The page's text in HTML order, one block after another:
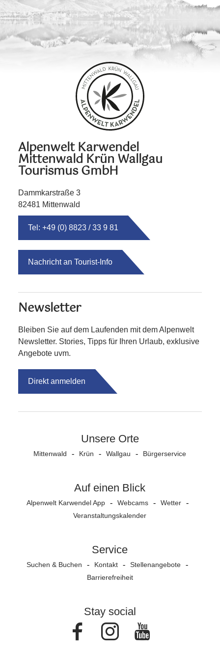
Alpenwelt Karwendel
Mittenwald Krün Wallgau
Tourismus GmbH
Dammkarstraße 3
82481 Mittenwald
Tel: +49 (0) 8823 / 33 9 81
Nachricht an Tourist-Info
Newsletter
Bleiben Sie auf dem Laufenden mit dem Alpenwelt
Newsletter. Stories, Tipps für Ihren Urlaub, exklusive
Angebote uvm.
Direkt anmelden
Unsere Orte
Mittenwald Krün Wallgau Bürgerservice
Auf einen Blick
Alpenwelt Karwendel App Webcams
Wetter
Veranstaltungs­kalender
Service
Suchen & Buchen Kontakt
Stellenangebote
Barrierefreiheit
Stay social
FacebookInstagram